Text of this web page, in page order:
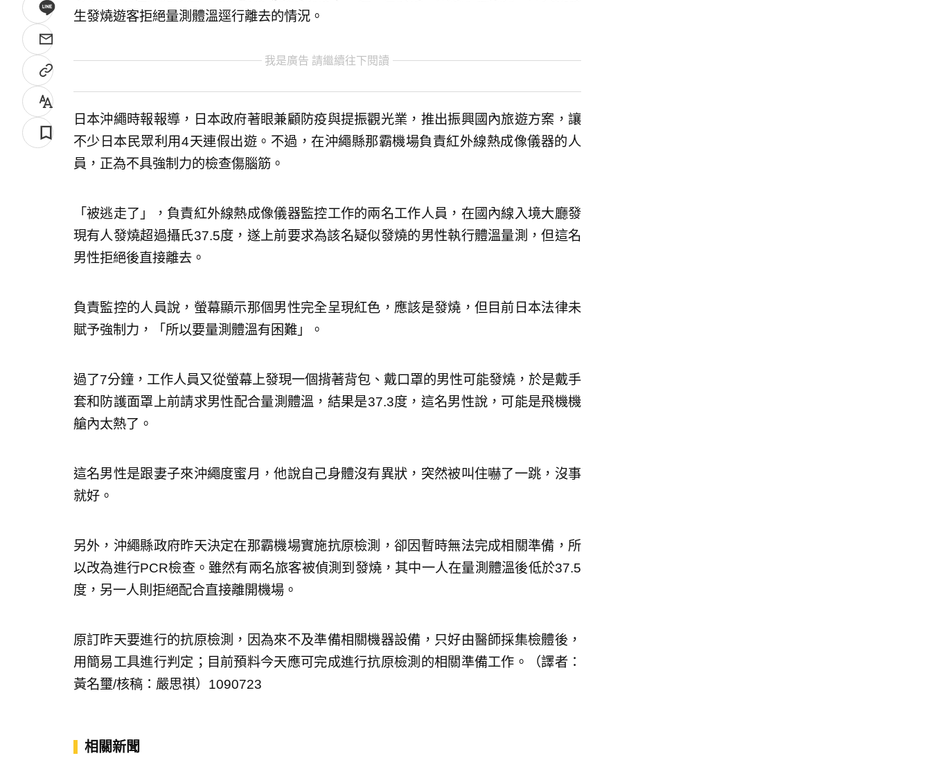
生發燒遊客拒絕量測體溫逕行離去的情況。
我是廣告 請繼續往下閱讀
日本沖繩時報報導，日本政府著眼兼顧防疫與提振觀光業，推出振興國內旅遊方案，讓
不少日本民眾利用4天連假出遊。不過，在沖繩縣那霸機場負責紅外線熱成像儀器的人
員，正為不具強制力的檢查傷腦筋。
「被逃走了」，負責紅外線熱成像儀器監控工作的兩名工作人員，在國內線入境大廳發
現有人發燒超過攝氏37.5度，遂上前要求為該名疑似發燒的男性執行體溫量測，但這名
男性拒絕後直接離去。
負責監控的人員說，螢幕顯示那個男性完全呈現紅色，應該是發燒，但目前日本法律未
賦予強制力，「所以要量測體溫有困難」。
過了7分鐘，工作人員又從螢幕上發現一個揹著背包、戴口罩的男性可能發燒，於是戴手
套和防護面罩上前請求男性配合量測體溫，結果是37.3度，這名男性說，可能是飛機機
艙內太熱了。
這名男性是跟妻子來沖繩度蜜月，他說自己身體沒有異狀，突然被叫住嚇了一跳，沒事
就好。
另外，沖繩縣政府昨天決定在那霸機場實施抗原檢測，卻因暫時無法完成相關準備，所
以改為進行PCR檢查。雖然有兩名旅客被偵測到發燒，其中一人在量測體溫後低於37.5
度，另一人則拒絕配合直接離開機場。
原訂昨天要進行的抗原檢測，因為來不及準備相關機器設備，只好由醫師採集檢體後，
用簡易工具進行判定；目前預料今天應可完成進行抗原檢測的相關準備工作。（譯者：
黃名璽/核稿：嚴思祺）1090723
相關新聞